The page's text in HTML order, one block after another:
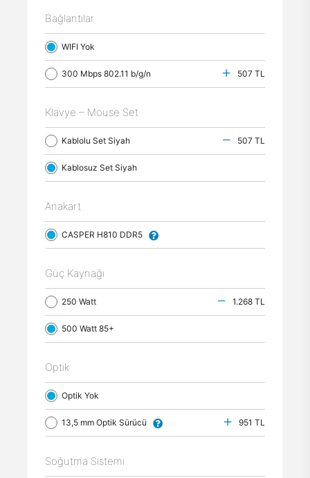
Bağlantılar
WIFI Yok
300 Mbps 802.11 b/g/n 507 TL
Klavye – Mouse Set
Kablolu Set Siyah 507 TL
Kablosuz Set Siyah
Anakart
CASPER H810 DDR5
Güç Kaynağı
250 Watt 1.268 TL
500 Watt 85+
Optik
Optik Yok
13,5 mm Optik Sürücü 951 TL
Soğutma Sistemi